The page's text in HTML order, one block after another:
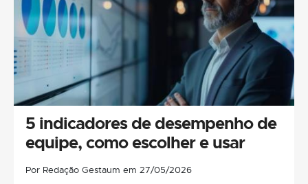
5 indicadores de desempenho de
equipe, como escolher e usar
Por Redação Gestaum em 27/05/2026